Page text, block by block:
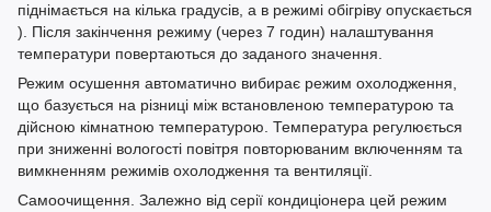
піднімається на кілька градусів, а в режимі обігріву опускається
). Після закінчення режиму (через 7 годин) налаштування
температури повертаються до заданого значення.
Режим осушення автоматично вибирає режим охолодження,
що базується на різниці між встановленою температурою та
дійсною кімнатною температурою. Температура регулюється
при зниженні вологості повітря повторюваним включенням та
вимкненням режимів охолодження та вентиляції.
Самоочищення. Залежно від серії кондиціонера цей режим